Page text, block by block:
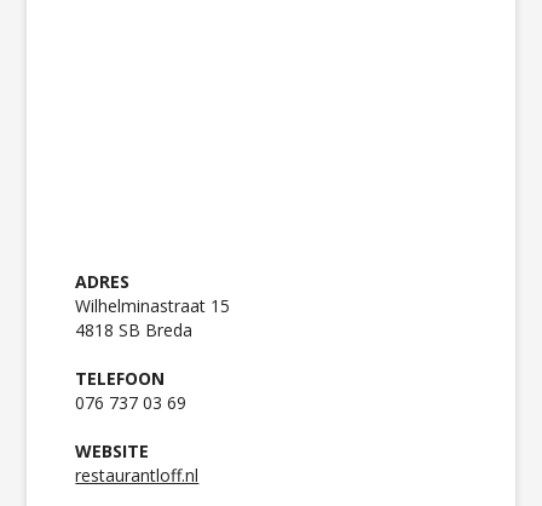
ADRES
Wilhelminastraat 15
4818 SB Breda
TELEFOON
076 737 03 69
WEBSITE
restaurantloff.nl